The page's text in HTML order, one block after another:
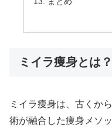
ミイラ痩身とは？
ミイラ痩身は、古くか
術が融合した痩身メソ